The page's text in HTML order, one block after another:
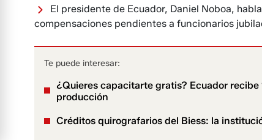
El presidente de Ecuador, Daniel Noboa,
compensaciones pendientes a funcionarios
Te puede interesar:
¿Quieres capacitarte gratis? Ecuador
producción
Créditos quirografarios del Biess: la